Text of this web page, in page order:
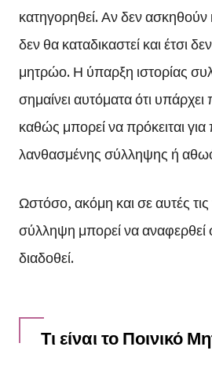
κατηγορηθεί. Αν δεν ασκηθούν
δεν θα καταδικαστεί και έτσι
μητρώο. Η ύπαρξη ιστορίας
σημαίνει αυτόματα ότι
καθώς μπορεί να πρόκειται για
λανθασμένης σύλληψης ή
Ωστόσο, ακόμη και σε αυτές
σύλληψη μπορεί να αναφερθεί
διαδοθεί.
Τι είναι το Ποινικό